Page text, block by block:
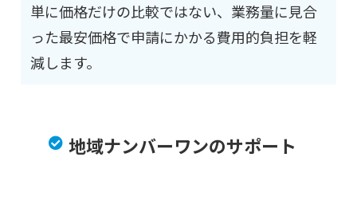
単に価格だけの比較ではない、業務量に見合
った最安価格で申請にかかる費用的負担を軽
減します。
地域ナンバーワンのサポート